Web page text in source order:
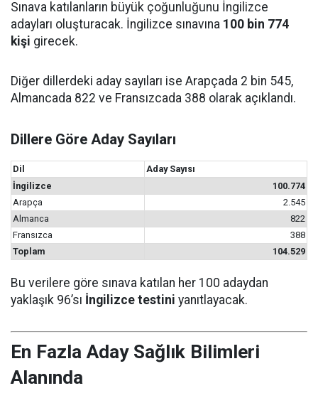
Sınava katılanların büyük çoğunluğunu İngilizce
adayları oluşturacak. İngilizce sınavına 100 bin 774
kişi girecek.
Diğer dillerdeki aday sayıları ise Arapçada 2 bin 545,
Almancada 822 ve Fransızcada 388 olarak açıklandı.
Dillere Göre Aday Sayıları
Dil
Aday Sayısı
İngilizce
100.774
Arapça
2.545
Almanca
822
Fransızca
388
Toplam
104.529
Bu verilere göre sınava katılan her 100 adaydan
yaklaşık 96’sı İngilizce testini yanıtlayacak.
En Fazla Aday Sağlık Bilimleri
Alanında